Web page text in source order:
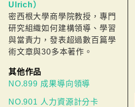
Ulrich）
密西根大學商學院教授，專門
研究組織如何建構領導、學習
與當責力，發表超過數百篇學
術文章與30多本著作。
其他作品
NO.899 成果導向領導
NO.901 人力資源計分卡